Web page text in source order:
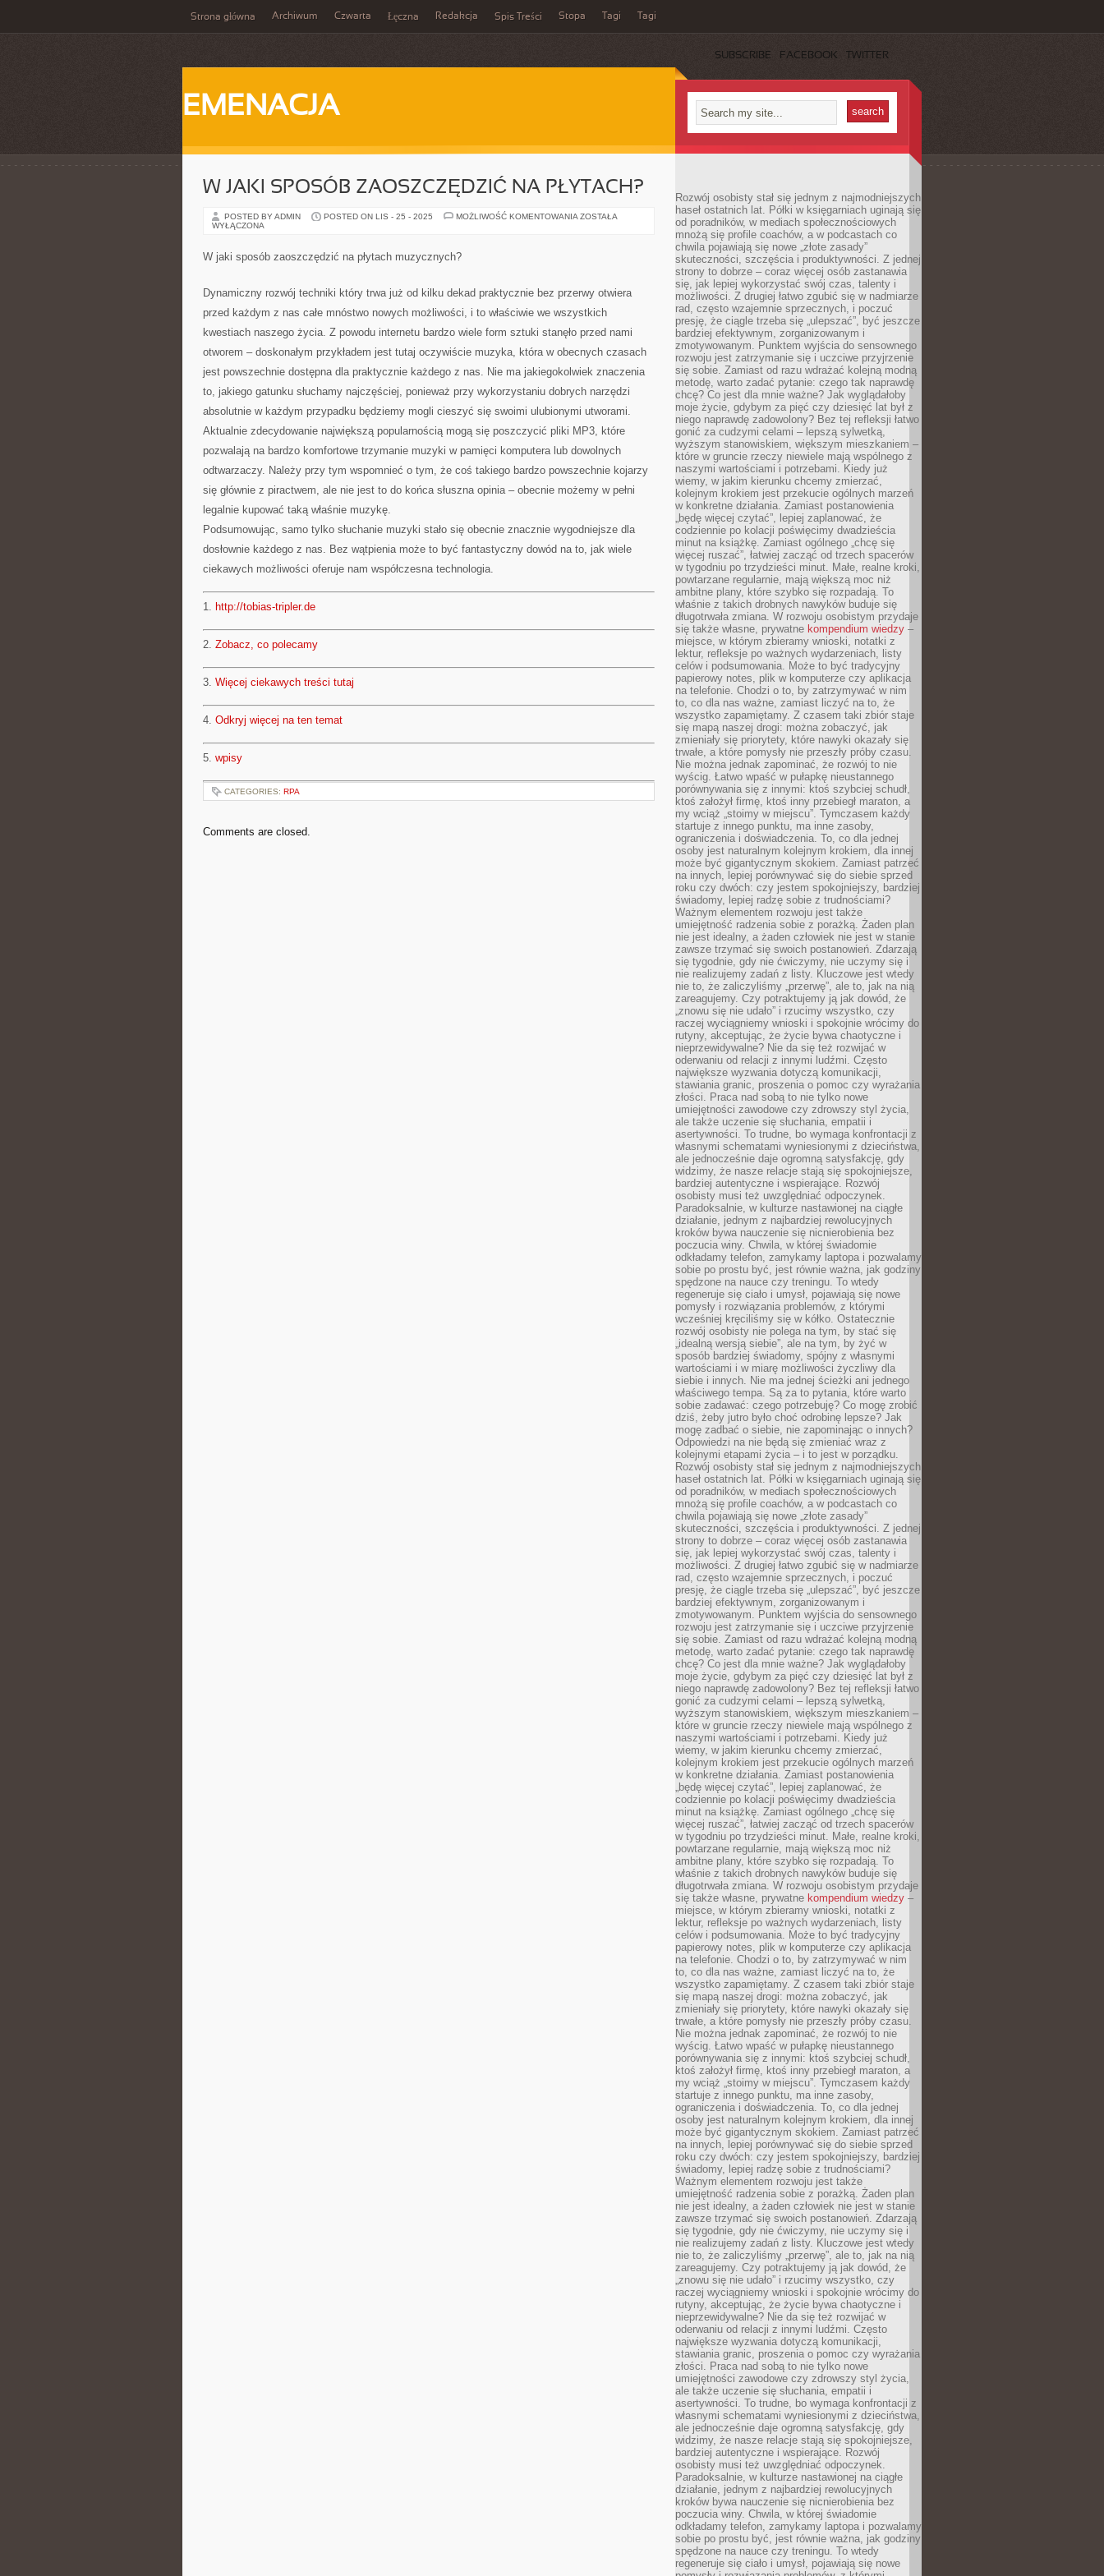
Strona główna Archiwum Czwarta Łęczna Redakcja Spis Treści Stopa Tagi Tagi
SUBSCRIBE FACEBOOK TWITTER
EMENACJA
W JAKI SPOSÓB ZAOSZCZĘDZIĆ NA PŁYTACH?
POSTED BY ADMIN POSTED ON LIS - 25 - 2025 MOŻLIWOŚĆ KOMENTOWANIA W
ZOSTAŁA
WYŁĄCZONA
W jaki sposób zaoszczędzić na płytach muzycznych?
Dynamiczny rozwój techniki który trwa już od kilku dekad praktycznie bez przerwy otwiera
przed każdym z nas całe mnóstwo nowych możliwości, i to właściwie we wszystkich
kwestiach naszego życia. Z powodu internetu bardzo wiele form sztuki stanęło przed nami
otworem – doskonałym przykładem jest tutaj oczywiście muzyka, która w obecnych czasach
jest powszechnie dostępna dla praktycznie każdego z nas. Nie ma jakiegokolwiek znaczenia
to, jakiego gatunku słuchamy najczęściej, ponieważ przy wykorzystaniu dobrych narzędzi
absolutnie w każdym przypadku będziemy mogli cieszyć się swoimi ulubionymi utworami.
Aktualnie zdecydowanie największą popularnością mogą się poszczycić pliki MP3, które
pozwalają na bardzo komfortowe trzymanie muzyki w pamięci komputera lub dowolnych
odtwarzaczy. Należy przy tym wspomnieć o tym, że coś takiego bardzo powszechnie kojarzy
się głównie z piractwem, ale nie jest to do końca słuszna opinia – obecnie możemy w pełni
legalnie kupować taką właśnie muzykę.
Podsumowując, samo tylko słuchanie muzyki stało się obecnie znacznie wygodniejsze dla
dosłownie każdego z nas. Bez wątpienia może to być fantastyczny dowód na to, jak wiele
ciekawych możliwości oferuje nam współczesna technologia.
1. http://tobias-tripler.de
2. Zobacz, co polecamy
3. Więcej ciekawych treści tutaj
4. Odkryj więcej na ten temat
5. wpisy
CATEGORIES: RPA
Comments are closed.
Rozwój osobisty stał się jednym z najmodniejszych
haseł ostatnich lat. Półki w księgarniach uginają się
od poradników, w mediach społecznościowych
mnożą się profile coachów, a w podcastach co
chwila pojawiają się nowe „złote zasady”
skuteczności, szczęścia i produktywności. Z jednej
strony to dobrze – coraz więcej osób zastanawia
się, jak lepiej wykorzystać swój czas, talenty i
możliwości. Z drugiej łatwo zgubić się w nadmiarze
rad, często wzajemnie sprzecznych, i poczuć
presję, że ciągle trzeba się „ulepszać”, być jeszcze
bardziej efektywnym, zorganizowanym i
zmotywowanym. Punktem wyjścia do sensownego
rozwoju jest zatrzymanie się i uczciwe przyjrzenie
się sobie. Zamiast od razu wdrażać kolejną modną
metodę, warto zadać pytanie: czego tak naprawdę
chcę? Co jest dla mnie ważne? Jak wyglądałoby
moje życie, gdybym za pięć czy dziesięć lat był z
niego naprawdę zadowolony? Bez tej refleksji łatwo
gonić za cudzymi celami – lepszą sylwetką,
wyższym stanowiskiem, większym mieszkaniem –
które w gruncie rzeczy niewiele mają wspólnego z
naszymi wartościami i potrzebami. Kiedy już
wiemy, w jakim kierunku chcemy zmierzać,
kolejnym krokiem jest przekucie ogólnych marzeń
w konkretne działania. Zamiast postanowienia
„będę więcej czytać”, lepiej zaplanować, że
codziennie po kolacji poświęcimy dwadzieścia
minut na książkę. Zamiast ogólnego „chcę się
więcej ruszać”, łatwiej zacząć od trzech spacerów
w tygodniu po trzydzieści minut. Małe, realne kroki,
powtarzane regularnie, mają większą moc niż
ambitne plany, które szybko się rozpadają. To
właśnie z takich drobnych nawyków buduje się
długotrwała zmiana. W rozwoju osobistym przydaje
się także własne, prywatne kompendium wiedzy –
miejsce, w którym zbieramy wnioski, notatki z
lektur, refleksje po ważnych wydarzeniach, listy
celów i podsumowania. Może to być tradycyjny
papierowy notes, plik w komputerze czy aplikacja
na telefonie. Chodzi o to, by zatrzymywać w nim
to, co dla nas ważne, zamiast liczyć na to, że
wszystko zapamiętamy. Z czasem taki zbiór staje
się mapą naszej drogi: można zobaczyć, jak
zmieniały się priorytety, które nawyki okazały się
trwałe, a które pomysły nie przeszły próby czasu.
Nie można jednak zapominać, że rozwój to nie
wyścig. Łatwo wpaść w pułapkę nieustannego
porównywania się z innymi: ktoś szybciej schudł,
ktoś założył firmę, ktoś inny przebiegł maraton, a
my wciąż „stoimy w miejscu”. Tymczasem każdy
startuje z innego punktu, ma inne zasoby,
ograniczenia i doświadczenia. To, co dla jednej
osoby jest naturalnym kolejnym krokiem, dla innej
może być gigantycznym skokiem. Zamiast patrzeć
na innych, lepiej porównywać się do siebie sprzed
roku czy dwóch: czy jestem spokojniejszy, bardziej
świadomy, lepiej radzę sobie z trudnościami?
Ważnym elementem rozwoju jest także
umiejętność radzenia sobie z porażką. Żaden plan
nie jest idealny, a żaden człowiek nie jest w stanie
zawsze trzymać się swoich postanowień. Zdarzają
się tygodnie, gdy nie ćwiczymy, nie uczymy się i
nie realizujemy zadań z listy. Kluczowe jest wtedy
nie to, że zaliczyliśmy „przerwę”, ale to, jak na nią
zareagujemy. Czy potraktujemy ją jak dowód, że
„znowu się nie udało” i rzucimy wszystko, czy
raczej wyciągniemy wnioski i spokojnie wrócimy do
rutyny, akceptując, że życie bywa chaotyczne i
nieprzewidywalne? Nie da się też rozwijać w
oderwaniu od relacji z innymi ludźmi. Często
największe wyzwania dotyczą komunikacji,
stawiania granic, proszenia o pomoc czy wyrażania
złości. Praca nad sobą to nie tylko nowe
umiejętności zawodowe czy zdrowszy styl życia,
ale także uczenie się słuchania, empatii i
asertywności. To trudne, bo wymaga konfrontacji z
własnymi schematami wyniesionymi z dzieciństwa,
ale jednocześnie daje ogromną satysfakcję, gdy
widzimy, że nasze relacje stają się spokojniejsze,
bardziej autentyczne i wspierające. Rozwój
osobisty musi też uwzględniać odpoczynek.
Paradoksalnie, w kulturze nastawionej na ciągłe
działanie, jednym z najbardziej rewolucyjnych
kroków bywa nauczenie się nicnierobienia bez
poczucia winy. Chwila, w której świadomie
odkładamy telefon, zamykamy laptopa i pozwalamy
sobie po prostu być, jest równie ważna, jak godziny
spędzone na nauce czy treningu. To wtedy
regeneruje się ciało i umysł, pojawiają się nowe
pomysły i rozwiązania problemów, z którymi
wcześniej kręciliśmy się w kółko. Ostatecznie
rozwój osobisty nie polega na tym, by stać się
„idealną wersją siebie”, ale na tym, by żyć w
sposób bardziej świadomy, spójny z własnymi
wartościami i w miarę możliwości życzliwy dla
siebie i innych. Nie ma jednej ścieżki ani jednego
właściwego tempa. Są za to pytania, które warto
sobie zadawać: czego potrzebuję? Co mogę zrobić
dziś, żeby jutro było choć odrobinę lepsze? Jak
mogę zadbać o siebie, nie zapominając o innych?
Odpowiedzi na nie będą się zmieniać wraz z
kolejnymi etapami życia – i to jest w porządku.
Rozwój osobisty stał się jednym z najmodniejszych
haseł ostatnich lat. Półki w księgarniach uginają się
od poradników, w mediach społecznościowych
mnożą się profile coachów, a w podcastach co
chwila pojawiają się nowe „złote zasady”
skuteczności, szczęścia i produktywności. Z jednej
strony to dobrze – coraz więcej osób zastanawia
się, jak lepiej wykorzystać swój czas, talenty i
możliwości. Z drugiej łatwo zgubić się w nadmiarze
rad, często wzajemnie sprzecznych, i poczuć
presję, że ciągle trzeba się „ulepszać”, być jeszcze
bardziej efektywnym, zorganizowanym i
zmotywowanym. Punktem wyjścia do sensownego
rozwoju jest zatrzymanie się i uczciwe przyjrzenie
się sobie. Zamiast od razu wdrażać kolejną modną
metodę, warto zadać pytanie: czego tak naprawdę
chcę? Co jest dla mnie ważne? Jak wyglądałoby
moje życie, gdybym za pięć czy dziesięć lat był z
niego naprawdę zadowolony? Bez tej refleksji łatwo
gonić za cudzymi celami – lepszą sylwetką,
wyższym stanowiskiem, większym mieszkaniem –
które w gruncie rzeczy niewiele mają wspólnego z
naszymi wartościami i potrzebami. Kiedy już
wiemy, w jakim kierunku chcemy zmierzać,
kolejnym krokiem jest przekucie ogólnych marzeń
w konkretne działania. Zamiast postanowienia
„będę więcej czytać”, lepiej zaplanować, że
codziennie po kolacji poświęcimy dwadzieścia
minut na książkę. Zamiast ogólnego „chcę się
więcej ruszać”, łatwiej zacząć od trzech spacerów
w tygodniu po trzydzieści minut. Małe, realne kroki,
powtarzane regularnie, mają większą moc niż
ambitne plany, które szybko się rozpadają. To
właśnie z takich drobnych nawyków buduje się
długotrwała zmiana. W rozwoju osobistym przydaje
się także własne, prywatne kompendium wiedzy –
miejsce, w którym zbieramy wnioski, notatki z
lektur, refleksje po ważnych wydarzeniach, listy
celów i podsumowania. Może to być tradycyjny
papierowy notes, plik w komputerze czy aplikacja
na telefonie. Chodzi o to, by zatrzymywać w nim
to, co dla nas ważne, zamiast liczyć na to, że
wszystko zapamiętamy. Z czasem taki zbiór staje
się mapą naszej drogi: można zobaczyć, jak
zmieniały się priorytety, które nawyki okazały się
trwałe, a które pomysły nie przeszły próby czasu.
Nie można jednak zapominać, że rozwój to nie
wyścig. Łatwo wpaść w pułapkę nieustannego
porównywania się z innymi: ktoś szybciej schudł,
ktoś założył firmę, ktoś inny przebiegł maraton, a
my wciąż „stoimy w miejscu”. Tymczasem każdy
startuje z innego punktu, ma inne zasoby,
ograniczenia i doświadczenia. To, co dla jednej
osoby jest naturalnym kolejnym krokiem, dla innej
może być gigantycznym skokiem. Zamiast patrzeć
na innych, lepiej porównywać się do siebie sprzed
roku czy dwóch: czy jestem spokojniejszy, bardziej
świadomy, lepiej radzę sobie z trudnościami?
Ważnym elementem rozwoju jest także
umiejętność radzenia sobie z porażką. Żaden plan
nie jest idealny, a żaden człowiek nie jest w stanie
zawsze trzymać się swoich postanowień. Zdarzają
się tygodnie, gdy nie ćwiczymy, nie uczymy się i
nie realizujemy zadań z listy. Kluczowe jest wtedy
nie to, że zaliczyliśmy „przerwę”, ale to, jak na nią
zareagujemy. Czy potraktujemy ją jak dowód, że
„znowu się nie udało” i rzucimy wszystko, czy
raczej wyciągniemy wnioski i spokojnie wrócimy do
rutyny, akceptując, że życie bywa chaotyczne i
nieprzewidywalne? Nie da się też rozwijać w
oderwaniu od relacji z innymi ludźmi. Często
największe wyzwania dotyczą komunikacji,
stawiania granic, proszenia o pomoc czy wyrażania
złości. Praca nad sobą to nie tylko nowe
umiejętności zawodowe czy zdrowszy styl życia,
ale także uczenie się słuchania, empatii i
asertywności. To trudne, bo wymaga konfrontacji z
własnymi schematami wyniesionymi z dzieciństwa,
ale jednocześnie daje ogromną satysfakcję, gdy
widzimy, że nasze relacje stają się spokojniejsze,
bardziej autentyczne i wspierające. Rozwój
osobisty musi też uwzględniać odpoczynek.
Paradoksalnie, w kulturze nastawionej na ciągłe
działanie, jednym z najbardziej rewolucyjnych
kroków bywa nauczenie się nicnierobienia bez
poczucia winy. Chwila, w której świadomie
odkładamy telefon, zamykamy laptopa i pozwalamy
sobie po prostu być, jest równie ważna, jak godziny
spędzone na nauce czy treningu. To wtedy
regeneruje się ciało i umysł, pojawiają się nowe